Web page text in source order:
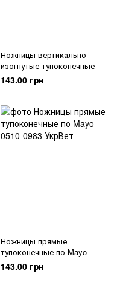
Ножницы вертикально
изогнутые тупоконечные
143.00 грн
Ножницы прямые
тупоконечные по Mayo
143.00 грн